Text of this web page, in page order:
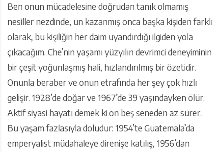
Ben onun mücadelesine doğrudan tanık olmamış
nesiller nezdinde, ün kazanmış onca başka kişiden farklı
olarak, bu kişiliğin her daim uyandırdığı ilgiden yola
çıkacağım. Che’nin yaşamı yüzyılın devrimci deneyiminin
bir çeşit yoğunlaşmış hali, hızlandırılmış bir özetidir.
Onunla beraber ve onun etrafında her şey çok hızlı
gelişir. 1928’de doğar ve 1967’de 39 yaşındayken ölür.
Aktif siyasi hayatı demek ki on beş seneden az sürer.
Bu yaşam fazlasıyla doludur: 1954’te Guatemala’da
emperyalist müdahaleye direnişe katılış, 1956’dan